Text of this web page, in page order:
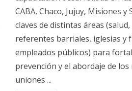
CABA, Chaco, Jujuy, Misiones y
claves de distintas áreas (salud,
referentes barriales, iglesias y
empleados públicos) para
prevención y el abordaje de
uniones ...